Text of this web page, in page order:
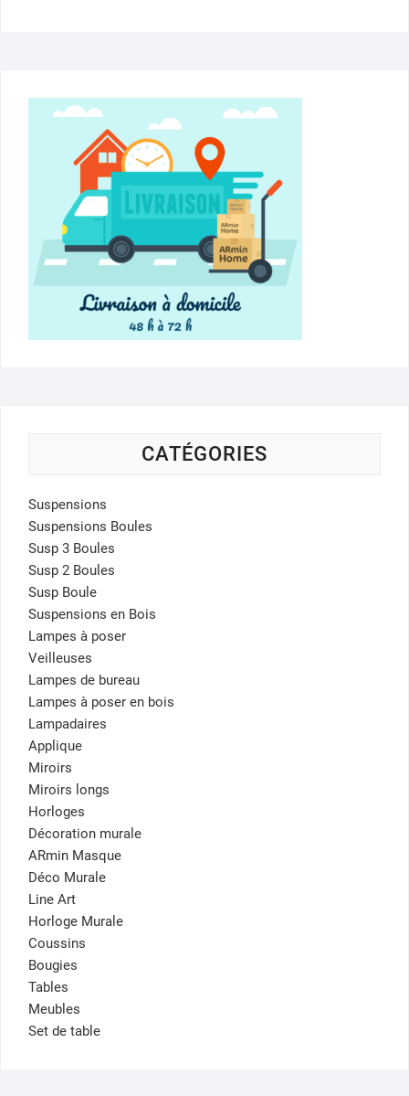
CATÉGORIES
Suspensions
Suspensions Boules
Susp 3 Boules
Susp 2 Boules
Susp Boule
Suspensions en Bois
Lampes à poser
Veilleuses
Lampes de bureau
Lampes à poser en bois
Lampadaires
Applique
Miroirs
Miroirs longs
Horloges
Décoration murale
ARmin Masque
Déco Murale
Line Art
Horloge Murale
Coussins
Bougies
Tables
Meubles
Set de table